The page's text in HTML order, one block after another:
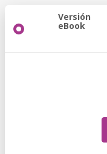
Versión
eBook